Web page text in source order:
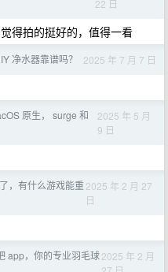
22 日
得拍的挺好的，值得一看
净水器靠谱吗？ 2025 年 7 月 7 日
原生， surge 和
2025 年 5 月
9 日
，有什么游戏能重2025 年 2 月 27
日
app，你的专业羽毛球2025 年 2 月